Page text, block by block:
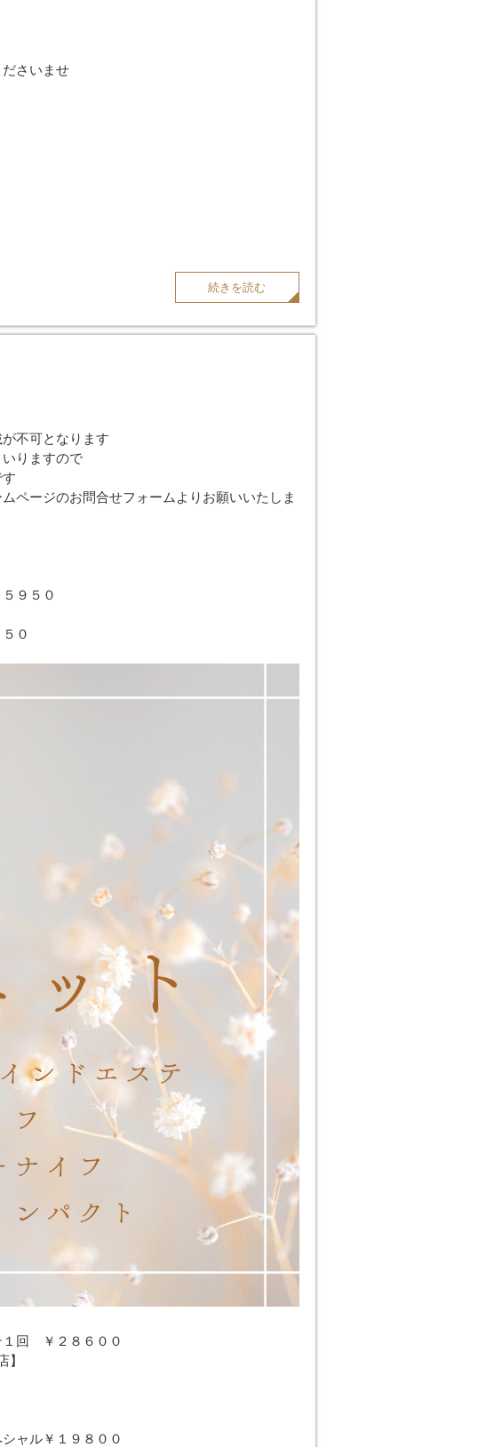
さいませ
続きを読む
不可となります
りますので
ページのお問合せフォームよりお願いいたしま
９５０
０
１回 ￥２８６００
】
ャル￥１９８００